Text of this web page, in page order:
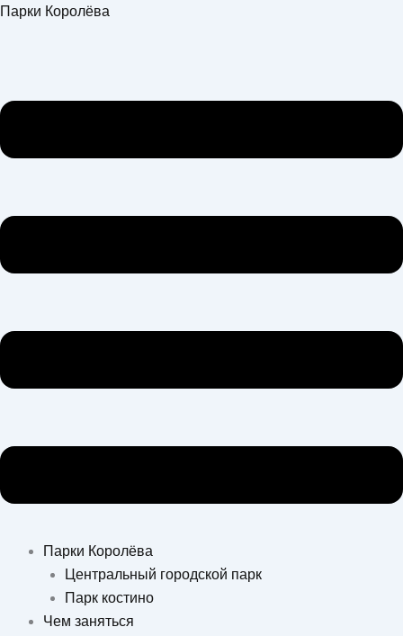
Перейти
Парки Королёва
Меню
Парки Королёва
Центральный городской парк
Парк костино
Чем заняться